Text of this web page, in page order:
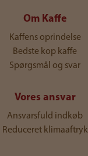
Om Kaffe
Kaffens oprindelse
Bedste kop kaffe
Spørgsmål og svar
Vores ansvar
Ansvarsfuld indkøb
Reduceret klimaaftryk